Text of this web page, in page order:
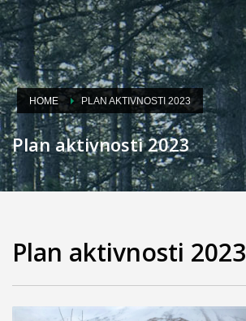
HOME PLAN AKTIVNOSTI 2023
Plan aktivnosti 2023
Plan aktivnosti 2023